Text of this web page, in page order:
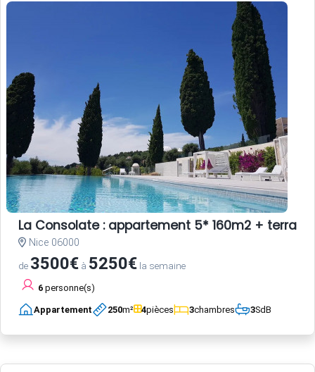
La Consolate : appartement 5* 160m2 +
Nice 06000
de 3500€ à 5250€ la semaine
6 personne(s)
Appartement 250m² 4pièces 3chambres 3SdB